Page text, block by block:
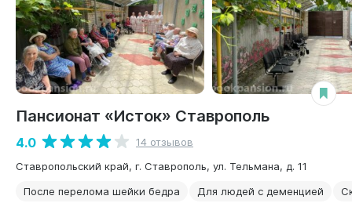
Пансионат «Исток» Ставрополь
4.0
14 отзывов
Ставропольский край, г. Ставрополь, ул. Тельмана, д. 11
После перелома шейки бедра
Для людей с деменцией